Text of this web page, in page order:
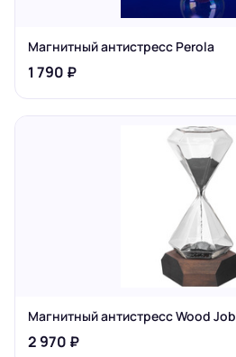
Магнитный антистресс Perola
1 790 ₽
Магнитный антистресс Wood Job
2 970 ₽